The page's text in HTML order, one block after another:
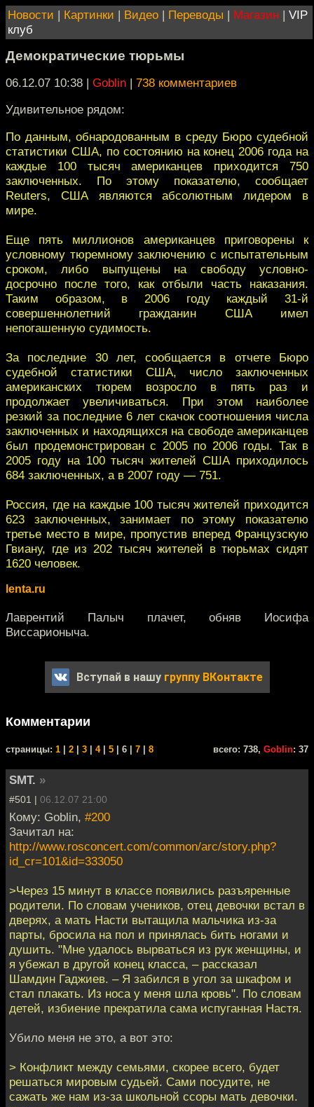
Новости | Картинки | Видео | Переводы | Магазин | VIP
клуб
Демократические тюрьмы
06.12.07 10:38 | Goblin | 738 комментариев
Удивительное рядом:
По данным, обнародованным в среду Бюро судебной
статистики США, по состоянию на конец 2006 года на
каждые 100 тысяч американцев приходится 750
заключенных. По этому показателю, сообщает
Reuters, США являются абсолютным лидером в
мире.
Еще пять миллионов американцев приговорены к
условному тюремному заключению с испытательным
сроком, либо выпущены на свободу условно-
досрочно после того, как отбыли часть наказания.
Таким образом, в 2006 году каждый 31-й
совершеннолетний гражданин США имел
непогашенную судимость.
За последние 30 лет, сообщается в отчете Бюро
судебной статистики США, число заключенных
американских тюрем возросло в пять раз и
продолжает увеличиваться. При этом наиболее
резкий за последние 6 лет скачок соотношения числа
заключенных и находящихся на свободе американцев
был продемонстрирован с 2005 по 2006 годы. Так в
2005 году на 100 тысяч жителей США приходилось
684 заключенных, а в 2007 году — 751.
Россия, где на каждые 100 тысяч жителей приходится
623 заключенных, занимает по этому показателю
третье место в мире, пропустив вперед Французскую
Гвиану, где из 202 тысяч жителей в тюрьмах сидят
1620 человек.
lenta.ru
Лаврентий Палыч плачет, обняв Иосифа
Виссарионыча.
Вступай в нашу группу ВКонтакте
Комментарии
cтраницы: 1 2 3 4| 5 | 6 | 7 8 всего: 738, Goblin: 37
SMT. »
#501 | 06.12.07 21:00
Кому: Goblin, #200
Зачитал на:
http://www.rosconcert.com/common/arc/story.php?
id_cr=101&id=333050
>Через 15 минут в классе появились разъяренные
родители. По словам учеников, отец девочки встал в
дверях, а мать Насти вытащила мальчика из-за
парты, бросила на пол и принялась бить ногами и
душить. "Мне удалось вырваться из рук женщины, и
я убежал в другой конец класса, – рассказал
Шамдин Гаджиев. – Я забился в угол за шкафом и
стал плакать. Из носа у меня шла кровь". По словам
детей, избиение прекратила сама испуганная Настя.
Убило меня не это, а вот это:
> Конфликт между семьями, скорее всего, будет
решаться мировым судьей. Сами посудите, не
сажать же нам из-за школьной ссоры мать девочки.